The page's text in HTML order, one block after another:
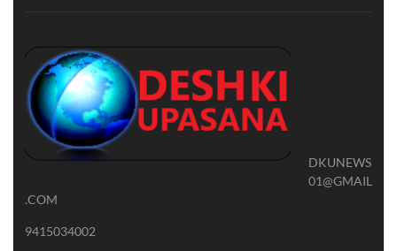
DKUNEWS
01@GMAIL
.COM
9415034002